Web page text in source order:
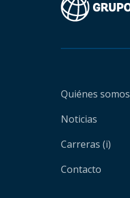
Quiénes somos
Noticias
Carreras (i)
Contacto